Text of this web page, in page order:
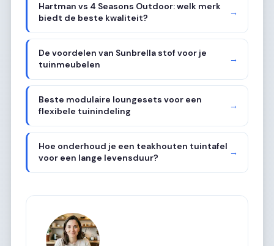
Hartman vs 4 Seasons Outdoor: welk merk
biedt de beste kwaliteit?
→
De voordelen van Sunbrella stof voor je
tuinmeubelen
→
Beste modulaire loungesets voor een
flexibele tuinindeling
→
Hoe onderhoud je een teakhouten tuintafel
voor een lange levensduur?
→